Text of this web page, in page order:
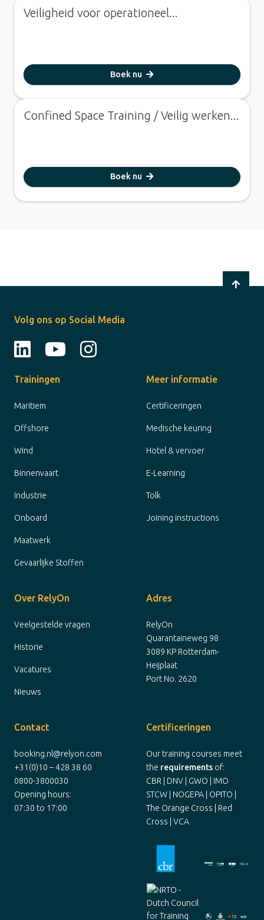
Veiligheid voor operationeel...
Boek nu
Confined Space Training / Veilig werken...
Boek nu
Volg ons op Social Media
Trainingen
Maritiem
Offshore
Wind
Binnenvaart
Industrie
Onboard
Maatwerk
Gevaarlijke Stoffen
Meer informatie
Certificeringen
Medische keuring
Hotel & vervoer
E-Learning
Tolk
Joining instructions
Over RelyOn
Veelgestelde vragen
Historie
Vacatures
Nieuws
Adres
RelyOn
Quarantaineweg 98
3089 KP Rotterdam-
Heijplaat
Port No. 2620
Contact
booking.nl@relyon.com
+31(0)10 – 428 38 60
0800-3800030
Opening hours:
07:30 to 17:00
Certificeringen
Our training courses meet
the requirements of:
CBR | DNV | GWO | IMO
STCW | NOGEPA | OPITO |
The Orange Cross | Red
Cross | VCA